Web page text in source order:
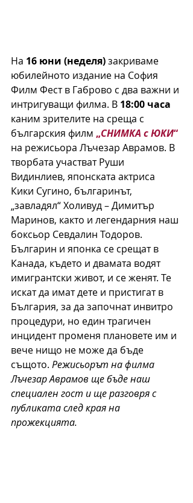
На 16 юни (неделя) закриваме
юбилейното издание на София
Филм Фест в Габрово с два важни и
интригуващи филма. В 18:00 часа
каним зрителите на среща с
българския филм „СНИМКА с ЮКИ“
на режисьора Лъчезар Аврамов. В
творбата участват Руши
Видинлиев, японската актриса
Кики Сугино, българинът,
„завладял“ Холивуд – Димитър
Маринов, както и легендарния наш
боксьор Севдалин Тодоров.
Българин и японка се срещат в
Канада, където и двамата водят
имигрантски живот, и се женят. Те
искат да имат дете и пристигат в
България, за да започнат инвитро
процедури, но един трагичен
инцидент променя плановете им и
вече нищо не може да бъде
същото. Режисьорът на филма
Лъчезар Аврамов ще бъде наш
специален гост и ще разговря с
публиката след края на
прожекцията.